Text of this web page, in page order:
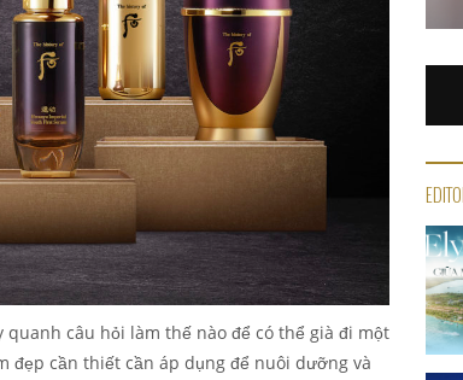
câu hỏi làm thế nào để có thể già đi một
đẹp cần thiết cần áp dụng để nuôi dưỡng và